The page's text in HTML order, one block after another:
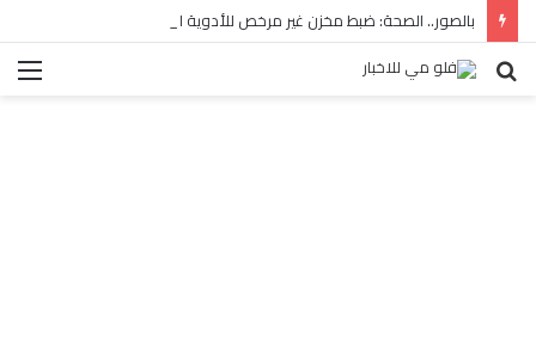
بالصور.. الصحة: ضبط مخزن غير مرخص للأدوية المهربة بالبساتين
بحث